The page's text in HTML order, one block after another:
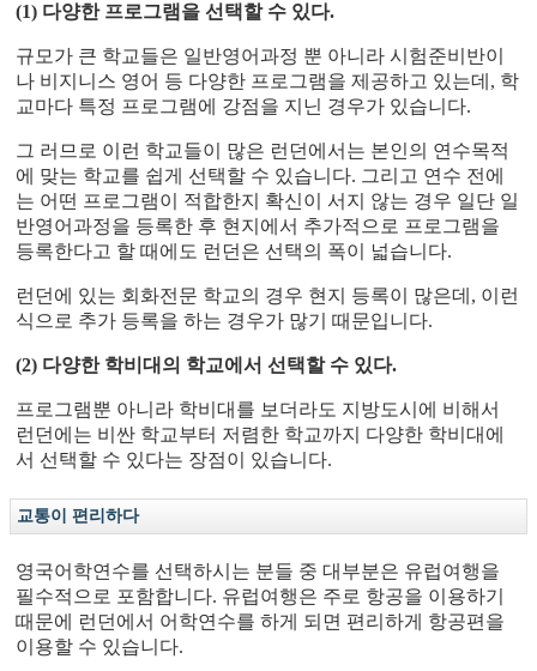
(1) 다양한 프로그램을 선택할 수 있다.
규모가 큰 학교들은 일반영어과정 뿐 아니라 시험준비반이
나 비지니스 영어 등 다양한 프로그램을 제공하고 있는데, 학
교마다 특정 프로그램에 강점을 지닌 경우가 있습니다.
그 러므로 이런 학교들이 많은 런던에서는 본인의 연수목적
에 맞는 학교를 쉽게 선택할 수 있습니다. 그리고 연수 전에
는 어떤 프로그램이 적합한지 확신이 서지 않는 경우 일단 일
반영어과정을 등록한 후 현지에서 추가적으로 프로그램을
등록한다고 할 때에도 런던은 선택의 폭이 넓습니다.
런던에 있는 회화전문 학교의 경우 현지 등록이 많은데, 이런
식으로 추가 등록을 하는 경우가 많기 때문입니다.
(2) 다양한 학비대의 학교에서 선택할 수 있다.
프로그램뿐 아니라 학비대를 보더라도 지방도시에 비해서
런던에는 비싼 학교부터 저렴한 학교까지 다양한 학비대에
서 선택할 수 있다는 장점이 있습니다.
교통이 편리하다
영국어학연수를 선택하시는 분들 중 대부분은 유럽여행을
필수적으로 포함합니다. 유럽여행은 주로 항공을 이용하기
때문에 런던에서 어학연수를 하게 되면 편리하게 항공편을
이용할 수 있습니다.